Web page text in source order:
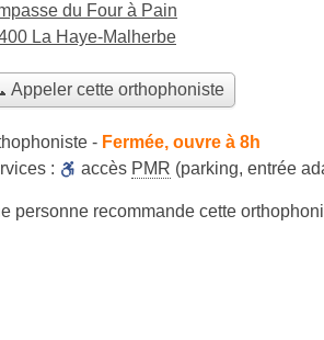
du Four à Pain
La Haye-Malherbe
Appeler cette orthophoniste
- Fermée, ouvre à 8h
:
accès PMR (parking, entrée
personne recommande cette